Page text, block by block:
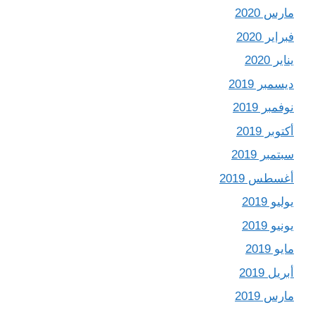
مارس 2020
فبراير 2020
يناير 2020
ديسمبر 2019
نوفمبر 2019
أكتوبر 2019
سبتمبر 2019
أغسطس 2019
يوليو 2019
يونيو 2019
مايو 2019
أبريل 2019
مارس 2019